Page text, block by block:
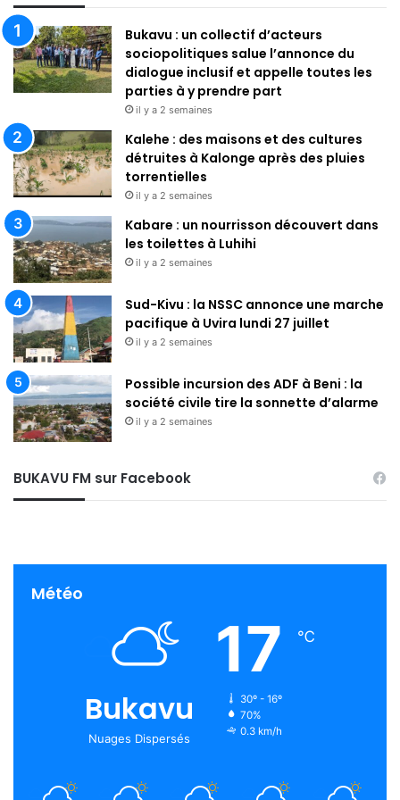
c
h
e
Bukavu : un collectif d’acteurs
sociopolitiques salue l’annonce du
dialogue inclusif et appelle toutes les
parties à y prendre part
il y a 2 semaines
Kalehe : des maisons et des cultures
détruites à Kalonge après des pluies
torrentielles
il y a 2 semaines
Kabare : un nourrisson découvert dans
les toilettes à Luhihi
il y a 2 semaines
Sud-Kivu : la NSSC annonce une marche
pacifique à Uvira lundi 27 juillet
il y a 2 semaines
Possible incursion des ADF à Beni : la
société civile tire la sonnette d’alarme
il y a 2 semaines
BUKAVU FM sur Facebook
Météo
Bukavu
Nuages Dispersés
17 ℃
30º - 16º
70%
0.3 km/h